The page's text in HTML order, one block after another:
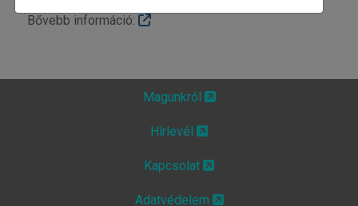
Bővebb információ:
Magunkról
Hírlevél
Kapcsolat
Adatvédelem